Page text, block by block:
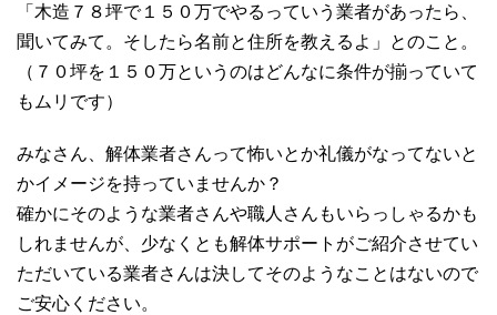
「木造７８坪で１５０万でやるっていう業者があったら、
聞いてみて。そしたら名前と住所を教えるよ」とのこと。
（７０坪を１５０万というのはどんなに条件が揃っていて
もムリです）
みなさん、解体業者さんって怖いとか礼儀がなってないと
かイメージを持っていませんか？
確かにそのような業者さんや職人さんもいらっしゃるかも
しれませんが、少なくとも解体サポートがご紹介させてい
ただいている業者さんは決してそのようなことはないので
ご安心ください。